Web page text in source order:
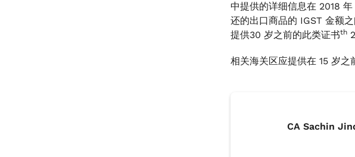
中提供的详细信息在 2018
还的出口商品的 IGST 金额
提供30 岁之前的此类证书th
相关海关区应提供在 15 岁
CA Sachin